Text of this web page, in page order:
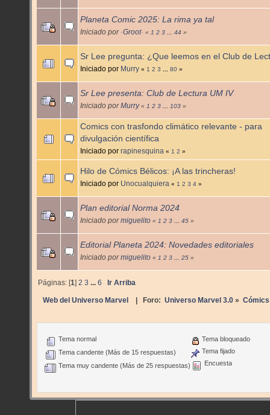
Planeta Comic 2025: La rima ya tal
Iniciado por ·Groot· « 1 2 3 ... 44 »
Sr Lee pregunta: ¿Que leemos en el Club de
Iniciado por Murry « 1 2 3 ... 80 »
Sr Lee presenta: Club de Lectura UM IV
Iniciado porMurry « 1 2 3 ... 103 »
Comics con trasfondo climático relevante - para
divulgación científica
Iniciado por rapinesquina « 1 2 »
Hilo de Cómics Bélicos: ¡A las trincheras!
Iniciado por Unocualquiera « 1 2 3 4 »
Plan editorial Norma 2024
Iniciado pormiguelito « 1 2 3 ... 45 »
Editorial Planeta 2024: Novedades editoriales
Iniciado pormiguelito « 1 2 3 ... 25 »
Páginas: [1]2 3 ...6 Ir Arriba
Web del Universo Marvel | Foro: Universo Marvel 3.0» Cómics
Tema normal
Tema candente (Más de 15 respuestas)
Tema muy candente (Más de 25 respuestas)
Tema bloqueado
Tema fijado
Encuesta